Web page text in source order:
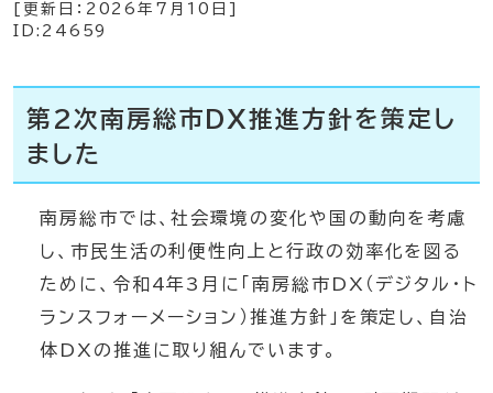
[更新日： 2026年7月10日
ID:24659
第2次南房総市DX推進方針を策定し
ました
南房総市では、社会環境の変化や国の動向を考慮
し、市民生活の利便性向上と行政の効率化を図る
ために、令和4年3月に「南房総市DX（デジタル・ト
ランスフォーメーション）推進方針」を策定し、自治
体DXの推進に取り組んでいます。